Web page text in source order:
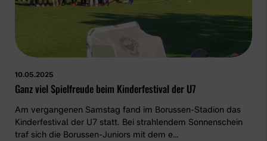
10.05.2025
Ganz viel Spielfreude beim Kinderfestival der U7
Am vergangenen Samstag fand im Borussen-Stadion das
Kinderfestival der U7 statt. Bei strahlendem Sonnenschein
traf sich die Borussen-Juniors mit dem e…